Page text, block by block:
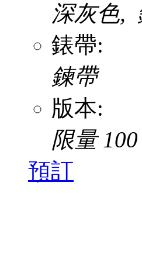
深灰色,
錶帶:
鍊帶
版本:
限量
預訂